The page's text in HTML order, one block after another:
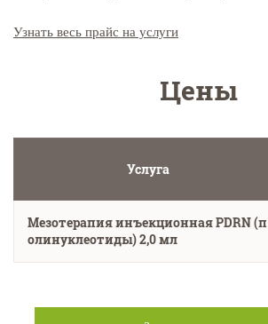
Узнать весь прайс на услуги
Цены
Услуга
Мезотерапия инъекционная PDRN (п
олинуклеотиды) 2,0 мл